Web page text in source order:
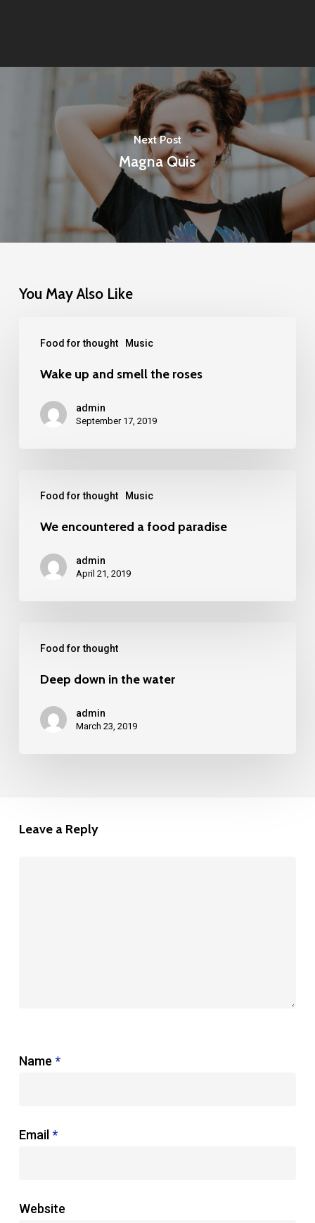
Next Post
Magna Quis
You May Also Like
Food for thought Music
Wake up and smell the roses
admin
September 17, 2019
Food for thought Music
We encountered a food paradise
admin
April 21, 2019
Food for thought
Deep down in the water
admin
March 23, 2019
Leave a Reply
Name *
Email *
Website